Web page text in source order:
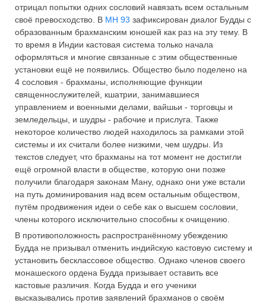
отрицал попытки одних сословий навязать всем остальным
своё превосходство. В МН 93 зафиксирован диалог Будды с
образованным брахманским юношей как раз на эту тему. В
то время в Индии кастовая система только начала
оформляться и многие связанные с этим общественные
установки ещё не появились. Общество было поделено на
4 сословия - брахманы, исполняющие функции
священнослужителей, кшатрии, занимавшиеся
управлением и военными делами, вайшьи - торговцы и
земледельцы, и шудры - рабочие и прислуга. Также
некоторое количество людей находилось за рамками этой
системы и их считали более низкими, чем шудры. Из
текстов следует, что брахманы на тот момент не достигли
ещё огромной власти в обществе, которую они позже
получили благодаря законам Ману, однако они уже встали
на путь доминирования над всем остальным обществом,
путём продвижения идеи о себе как о высшем сословии,
члены которого исключительно способны к очищению.
В противоположность распространённому убеждению
Будда не призывал отменить индийскую кастовую систему и
установить бесклассовое общество. Однако членов своего
монашеского ордена Будда призывает оставить все
кастовые различия. Когда Будда и его ученики
высказывались против заявлений брахманов о своём